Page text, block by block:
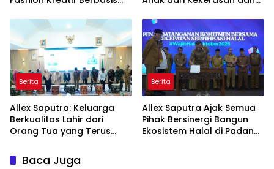
Berita
Allex Saputra: Keluarga
Berkualitas Lahir dari
Orang Tua yang Terus
Berita
Allex Saputra Ajak Semua
Pihak Bersinergi Bangun
Ekosistem Halal di Padang
Baca Juga